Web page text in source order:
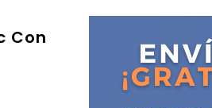
Con